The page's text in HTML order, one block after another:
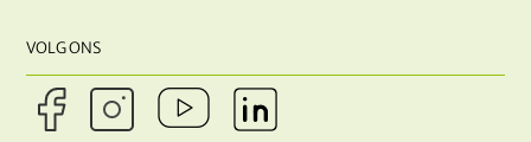
VOLG ONS